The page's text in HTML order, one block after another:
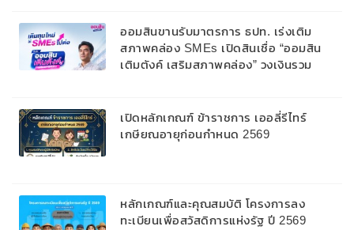
ออมสินขานรับมาตรการ ธปท. เร่งเติม
สภาพคล่อง SMEs เปิดสินเชื่อ “ออมสิน
เติมตังค์ เสริมสภาพคล่อง” วงเงินรวม
สูงสุด 10 ปี
เปิดหลักเกณฑ์ ข้าราชการ เออลี่รีไทร์
เกษียณอายุก่อนกำหนด 2569
หลักเกณฑ์และคุณสมบัติ โครงการลง
ทะเบียนเพื่อสวัสดิการแห่งรัฐ ปี 2569